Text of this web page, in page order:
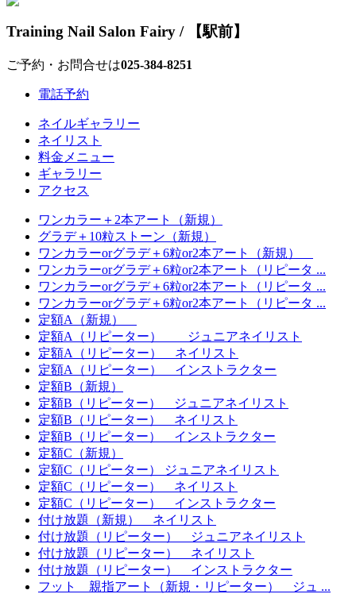
Training Nail Salon Fairy / 【駅前】
ご予約・お問合せは025-384‐8251
電話予約
ネイルギャラリー
ネイリスト
料金メニュー
ギャラリー
アクセス
ワンカラー＋2本アート（新規）
グラデ＋10粒ストーン（新規）
ワンカラーorグラデ＋6粒or2本アート（新規）
ワンカラーorグラデ＋6粒or2本アート（リピータ ...
ワンカラーorグラデ＋6粒or2本アート（リピータ ...
ワンカラーorグラデ＋6粒or2本アート（リピータ ...
定額A（新規）
定額A（リピーター） ジュニアネイリスト
定額A（リピーター） ネイリスト
定額A（リピーター） インストラクター
定額B（新規）
定額B（リピーター） ジュニアネイリスト
定額B（リピーター） ネイリスト
定額B（リピーター） インストラクター
定額C（新規）
定額C（リピーター） ジュニアネイリスト
定額C（リピーター） ネイリスト
定額C（リピーター） インストラクター
付け放題（新規） ネイリスト
付け放題（リピーター） ジュニアネイリスト
付け放題（リピーター） ネイリスト
付け放題（リピーター） インストラクター
フット 親指アート（新規・リピーター） ジュ ...